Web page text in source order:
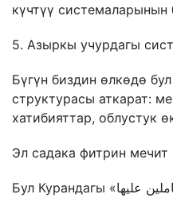
күчтүү системаларынын
5. Азыркы учурдагы
Бүгүн биздин өлкөдө
структурасы аткарат:
хатибияттар, облустук
Эл садака фитрин
Бул Курандагы «العاملين عليها» категориясына туура